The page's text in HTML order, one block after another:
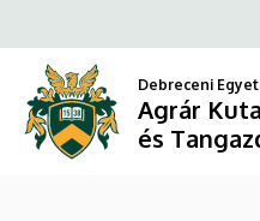
Agrár
a
tartalomra
Debreceni
Agrár
és